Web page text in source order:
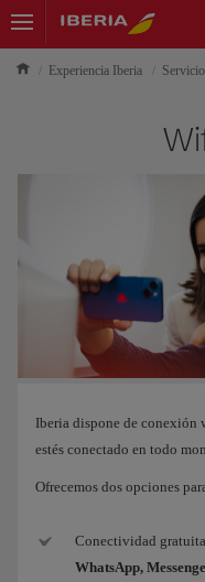
Experiencia Iberia
Iberia dispone de conexión
estés conectado en todo
Ofrecemos dos opciones
Conectividad
WhatsApp,